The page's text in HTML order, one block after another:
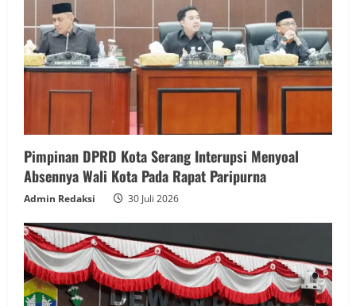
Pimpinan DPRD Kota Serang Interupsi Menyoal
Absennya Wali Kota Pada Rapat Paripurna
Admin Redaksi 30 Juli 2026